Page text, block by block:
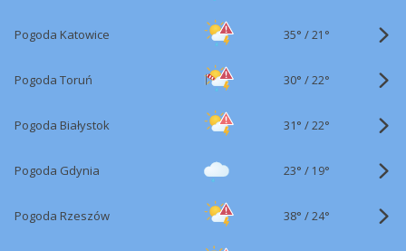
Pogoda Katowice 35° /21°
Pogoda Toruń 30° /22°
Pogoda Białystok 31° /22°
Pogoda Gdynia 23° / 19°
Pogoda Rzeszów 38° /24°